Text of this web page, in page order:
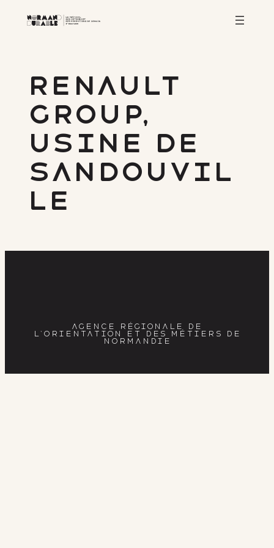
Aller
Renault
Group,
usine de
Sandouvil
le
AGENCE RÉGIONALE DE
L’ORIENTATION ET DES MÉTIERS DE
NORMANDIE